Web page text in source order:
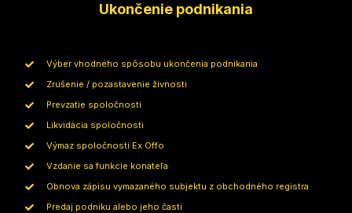
Ukončenie podnikania
Výber vhodného spôsobu ukončenia podnikania
Zrušenie / pozastavenie živnosti
Prevzatie spoločnosti
Likvidácia spoločnosti
Výmaz spoločnosti Ex Offo
Vzdanie sa funkcie konateľa
Obnova zápisu vymazaného subjektu z obchodného registra
Predaj podniku alebo jeho časti